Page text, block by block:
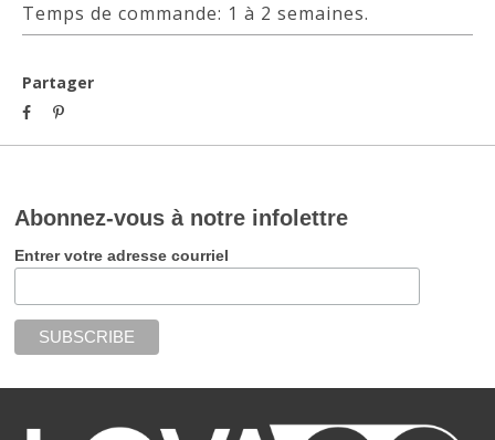
Temps de commande: 1 à 2 semaines.
Partager
Abonnez-vous à notre infolettre
Entrer votre adresse courriel